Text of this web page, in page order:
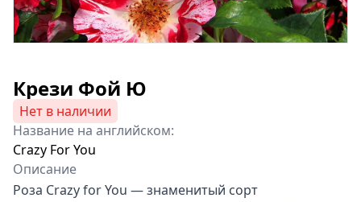
Крези Фой Ю
Нет в наличии
Название на английском:
Crazy For You
Описание
Роза Crazy for You — знаменитый сорт